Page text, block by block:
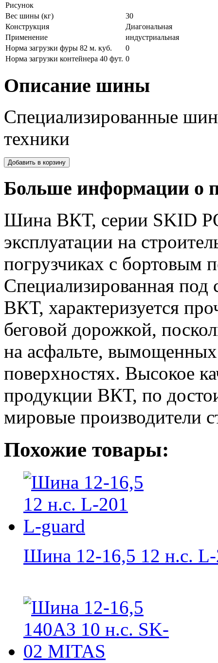
Рисунок
Вес шины (кг)
30
Конструкция
Диагональная
Применение
индустриальная
Норма загрузки фуры 82 м. куб.
0
Норма загрузки контейнера 40 фут. 0
Описание шины
Специализированные
техники
Больше информации о
Шина ВКТ, серии SKID
эксплуатации на
погрузчиках с бортовым
Специализированная
ВКТ, характеризуется
беговой дорожкой,
на асфальте,
поверхностях. Высокое
продукции ВКТ, по
мировые производители
Похожие товары:
Шина 12-16,5 12 н.с.